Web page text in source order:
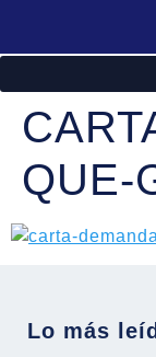
QUE-
Lo más